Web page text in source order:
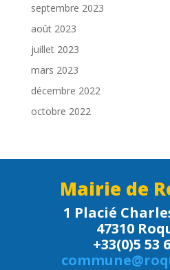
septembre 2023
août 2023
juillet 2023
mars 2023
décembre 2022
octobre 2022
Mairie de
1 Placié
47310
+33(0)5 53